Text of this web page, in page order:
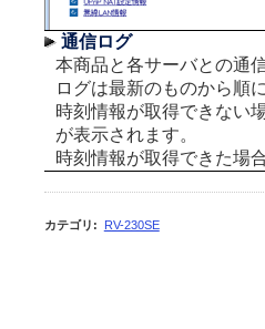
通信ログ
本商品と各サーバとの通
ログは最新のものから順
時刻情報が取得できない
が表示されます。
時刻情報が取得できた場
カテゴリ : RV-230SE